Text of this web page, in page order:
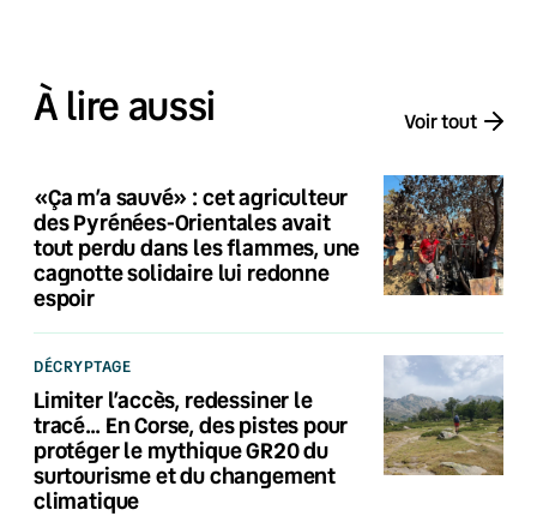
À lire aussi Voir tout
«Ça m’a sauvé» : cet agriculteur
des Pyrénées-Orientales avait
tout perdu dans les flammes, une
cagnotte solidaire lui redonne
espoir
DÉCRYPTAGE
Limiter l’accès, redessiner le
tracé… En Corse, des pistes pour
protéger le mythique GR20 du
surtourisme et du changement
climatique